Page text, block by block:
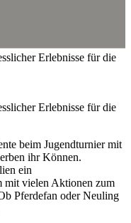
Erlebnisse für die
Erlebnisse für die
beim Jugendturnier mit
ihr Können.
ein
mit vielen Aktionen zum
Pferdefan oder Neuling